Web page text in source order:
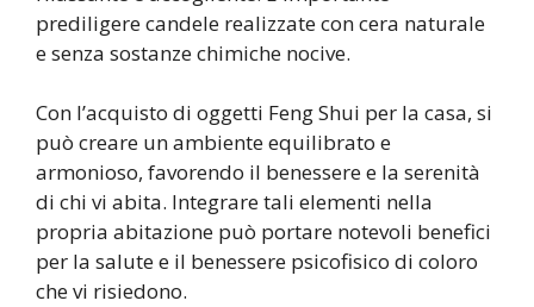
prediligere candele realizzate con cera naturale
e senza sostanze chimiche nocive.
Con l’acquisto di oggetti Feng Shui per la casa, si
può creare un ambiente equilibrato e
armonioso, favorendo il benessere e la serenità
di chi vi abita. Integrare tali elementi nella
propria abitazione può portare notevoli benefici
per la salute e il benessere psicofisico di coloro
che vi risiedono.